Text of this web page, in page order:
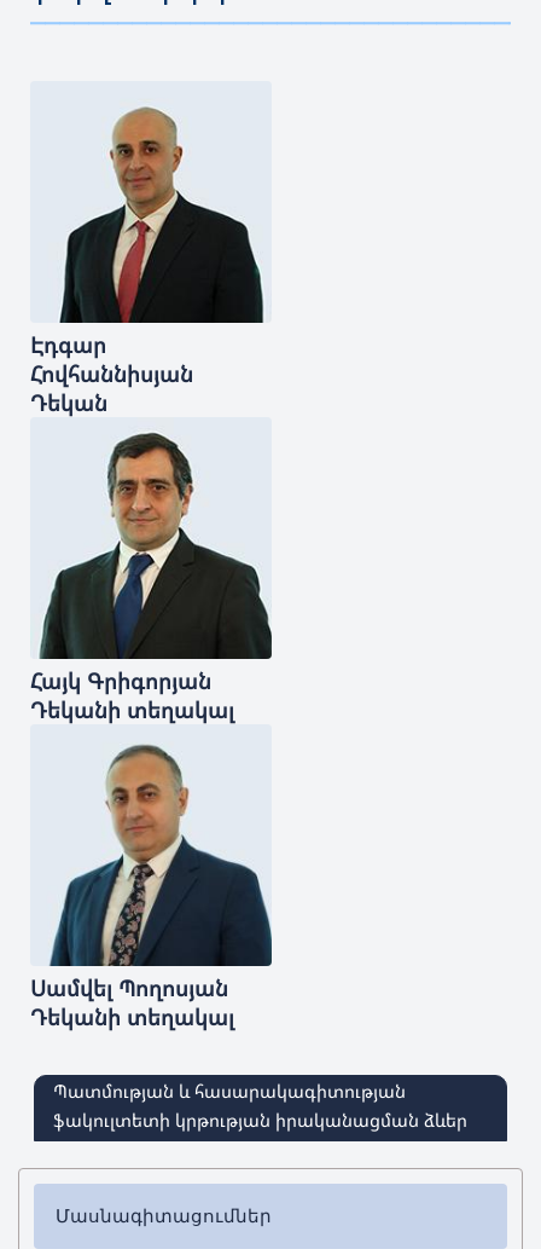
Էդգար
Հովհաննիսյան
Դեկան
Հայկ Գրիգորյան
Դեկանի տեղակալ
Սամվել Պողոսյան
Դեկանի տեղակալ
Պատմության և հասարակագիտության
ֆակուլտետի կրթության իրականացման ձևեր
Մասնագիտացումներ